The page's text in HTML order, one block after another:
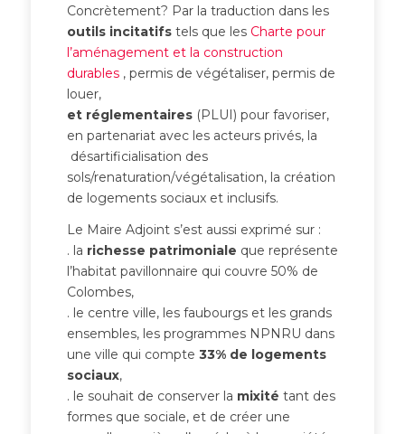
Concrètement? Par la traduction dans les
outils incitatifstels que les Charte pour
l’aménagement et la construction
durables, permis de végétaliser, permis de
louer,
et réglementaires(PLUI) pour favoriser,
en partenariat avec les acteurs privés, la
désartificialisation des
sols/renaturation/végétalisation, la création
de logements sociaux et inclusifs.
Le Maire Adjoint s’est aussi exprimé sur :
. la richesse patrimoniale que représente
l’habitat pavillonnaire qui couvre 50% de
Colombes,
. le centre ville, les faubourgs et les grands
ensembles, les programmes NPNRU dans
une ville qui compte 33% de logements
sociaux,
. le souhait de conserver la mixité tant des
formes que sociale, et de créer une